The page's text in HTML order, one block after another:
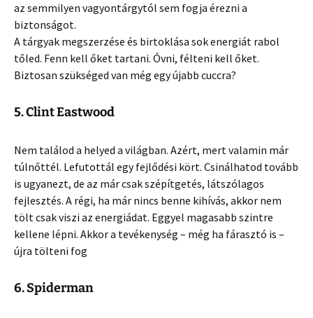
az semmilyen vagyontárgytól sem fogja érezni a
biztonságot.
A tárgyak megszerzése és birtoklása sok energiát rabol
tőled. Fenn kell őket tartani. Óvni, félteni kell őket.
Biztosan szükséged van még egy újabb cuccra?
5. Clint Eastwood
Nem találod a helyed a világban. Azért, mert valamin már
túlnőttél. Lefutottál egy fejlődési kört. Csinálhatod tovább
is ugyanezt, de az már csak szépítgetés, látszólagos
fejlesztés. A régi, ha már nincs benne kihívás, akkor nem
tölt csak viszi az energiádat. Eggyel magasabb szintre
kellene lépni. Akkor a tevékenység – még ha fárasztó is –
újra tölteni fog
6. Spiderman